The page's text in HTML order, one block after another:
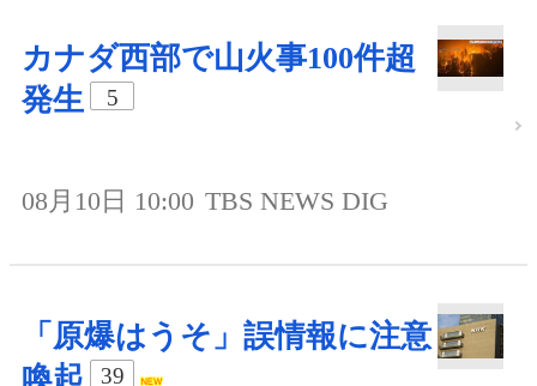
カナダ西部で山火事100件超
発生
5
08月10日 10:00 TBS NEWS DIG
「原爆はうそ」誤情報に注意
喚起
39